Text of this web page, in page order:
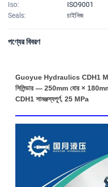
Iso:
ISO9001
Seals:
চাইনিজ
পণ্যের বিবরণ
Guoyue Hydraulics CDH1 MP5
সিলিন্ডার — 250mm বোর ×
CDH1 সামঞ্জস্যপূর্ণ, 25 MPa